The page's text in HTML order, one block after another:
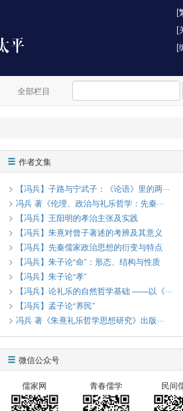
[
[
[
全部栏目
作者文集
【冯兵】子路与宁武子：《论语》里的两···
冯兵 著《伦理、政治与礼乐哲学：先秦···
【冯兵】王阳明的孝治主张及实践
【冯兵】朱熹对曾子著述的考辨及其意义
【冯兵】先秦儒家政治思想的衍变与特点
【冯兵】朱子论“命”：形态、结构与性质
【冯兵】朱子论“孝”
【冯兵】论礼乐的自然哲学基础 ——以《···
【冯兵】孟子论“养民”
冯兵 著《朱熹礼乐哲学思想研究》出版···
微信公众号
儒家网 青春儒学 民间